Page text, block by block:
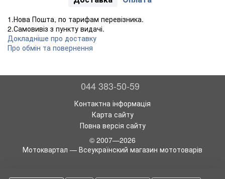
1.Нова Пошта, по тарифам перевізника.
2.Самовивіз з пункту видачі.
Докладніше про доставку
Про обмін та повернення
044 383-50-59
Контактна інформація
Карта сайту
Повна версія сайту
© 2007—2026
Мотоквартал — Всеукраїнский магазин мототоварів